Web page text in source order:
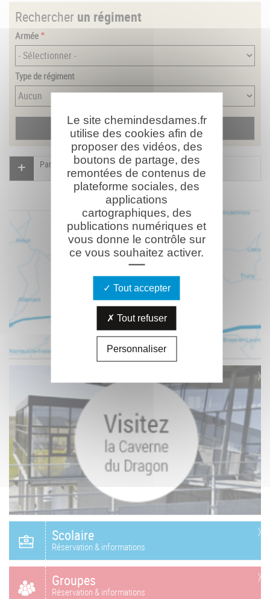
Rechercher un régiment
Armée
Type de régiment
Participer à l'indexation du Mémorial virtuel
Scolaire
Réservation & informations
Groupes
Réservation & informations
Le site chemindesdames.fr
utilise des cookies afin de
proposer des vidéos, des
boutons de partage, des
remontées de contenus de
plateforme sociales, des
applications
cartographiques, des
publications numériques et
vous donne le contrôle sur
ce vous souhaitez activer.
Tout accepter
Tout refuser
Personnaliser